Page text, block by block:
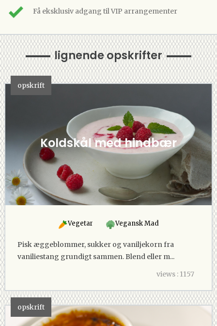
Få eksklusiv adgang til VIP arrangementer
lignende opskrifter
opskrift
Koldskål med hindbær
Vegetar Vegansk Mad
Pisk æggeblommer, sukker og vaniljekorn fra
vaniliestang grundigt sammen. Blend eller m...
views : 1157
opskrift